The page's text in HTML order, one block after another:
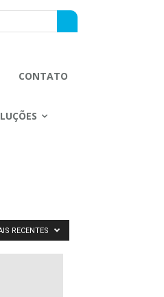
CONTATO
RECENTES